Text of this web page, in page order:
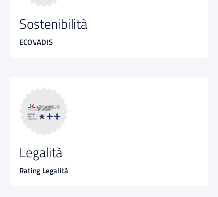
Sostenibilità
ECOVADIS
Legalità
Rating Legalità